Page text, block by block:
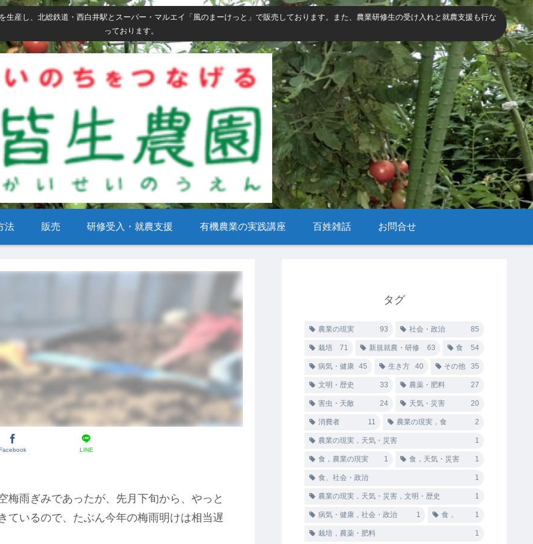
産し、北総鉄道・西白井駅とスーパー・マルエイ「風のまーけっと」で販売しております。また、農業研修生の受け入れと就農支援も行な
っております。
法 販売 研修受入・就農支援 有機農業の実践講座 百姓雑話 お問合せ
LINE
梅雨ぎみであったが、先月下旬から、やっと
ているので、たぶん今年の梅雨明けは相当遅
タグ
農業の現実 93 社会・政治 85
栽培 71 新規就農・研修 63 食 54
病気・健康 45 生き方 40 その他 35
文明・歴史 33 農薬・肥料 27
害虫・天敵 24 天気・災害 20
消費者 11 農業の現実，食 2
農業の現実，天気・災害 1
食，農業の現実 1 食，天気・災害 1
食、社会・政治 1
農業の現実，天気・災害，文明・歴史 1
病気・健康，社会・政治 1 食， 1
栽培，農薬・肥料 1